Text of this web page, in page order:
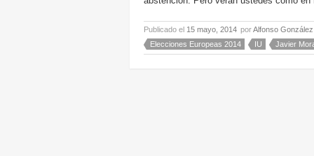
Publicado el 15 mayo, 2014 porAlfonso
Elecciones Europeas 2014
IU Javier